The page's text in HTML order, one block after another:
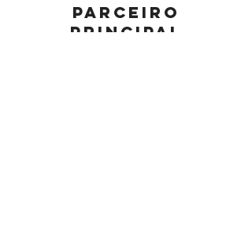
parceiro
principal